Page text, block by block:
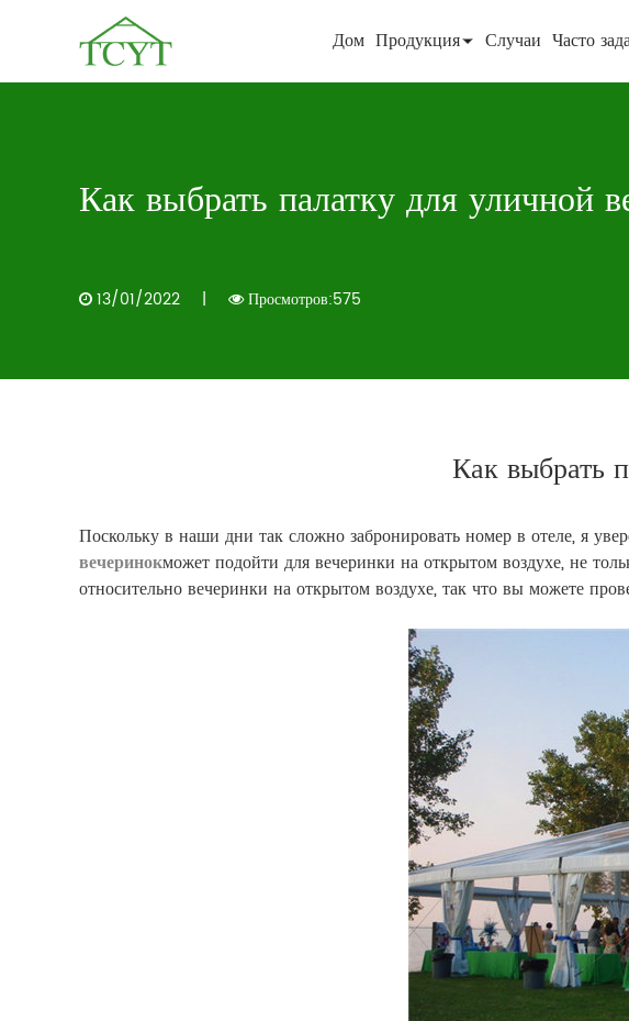
Дом Продукция Случаи Часто
Как выбрать палатку для уличной
13/01/2022 | Просмотров:575
Как выбрать
Поскольку в наши дни так сложно забронировать номер в отеле, я
вечеринокможет подойти для вечеринки на открытом воздухе, не
относительно вечеринки на открытом воздухе, так что вы можете